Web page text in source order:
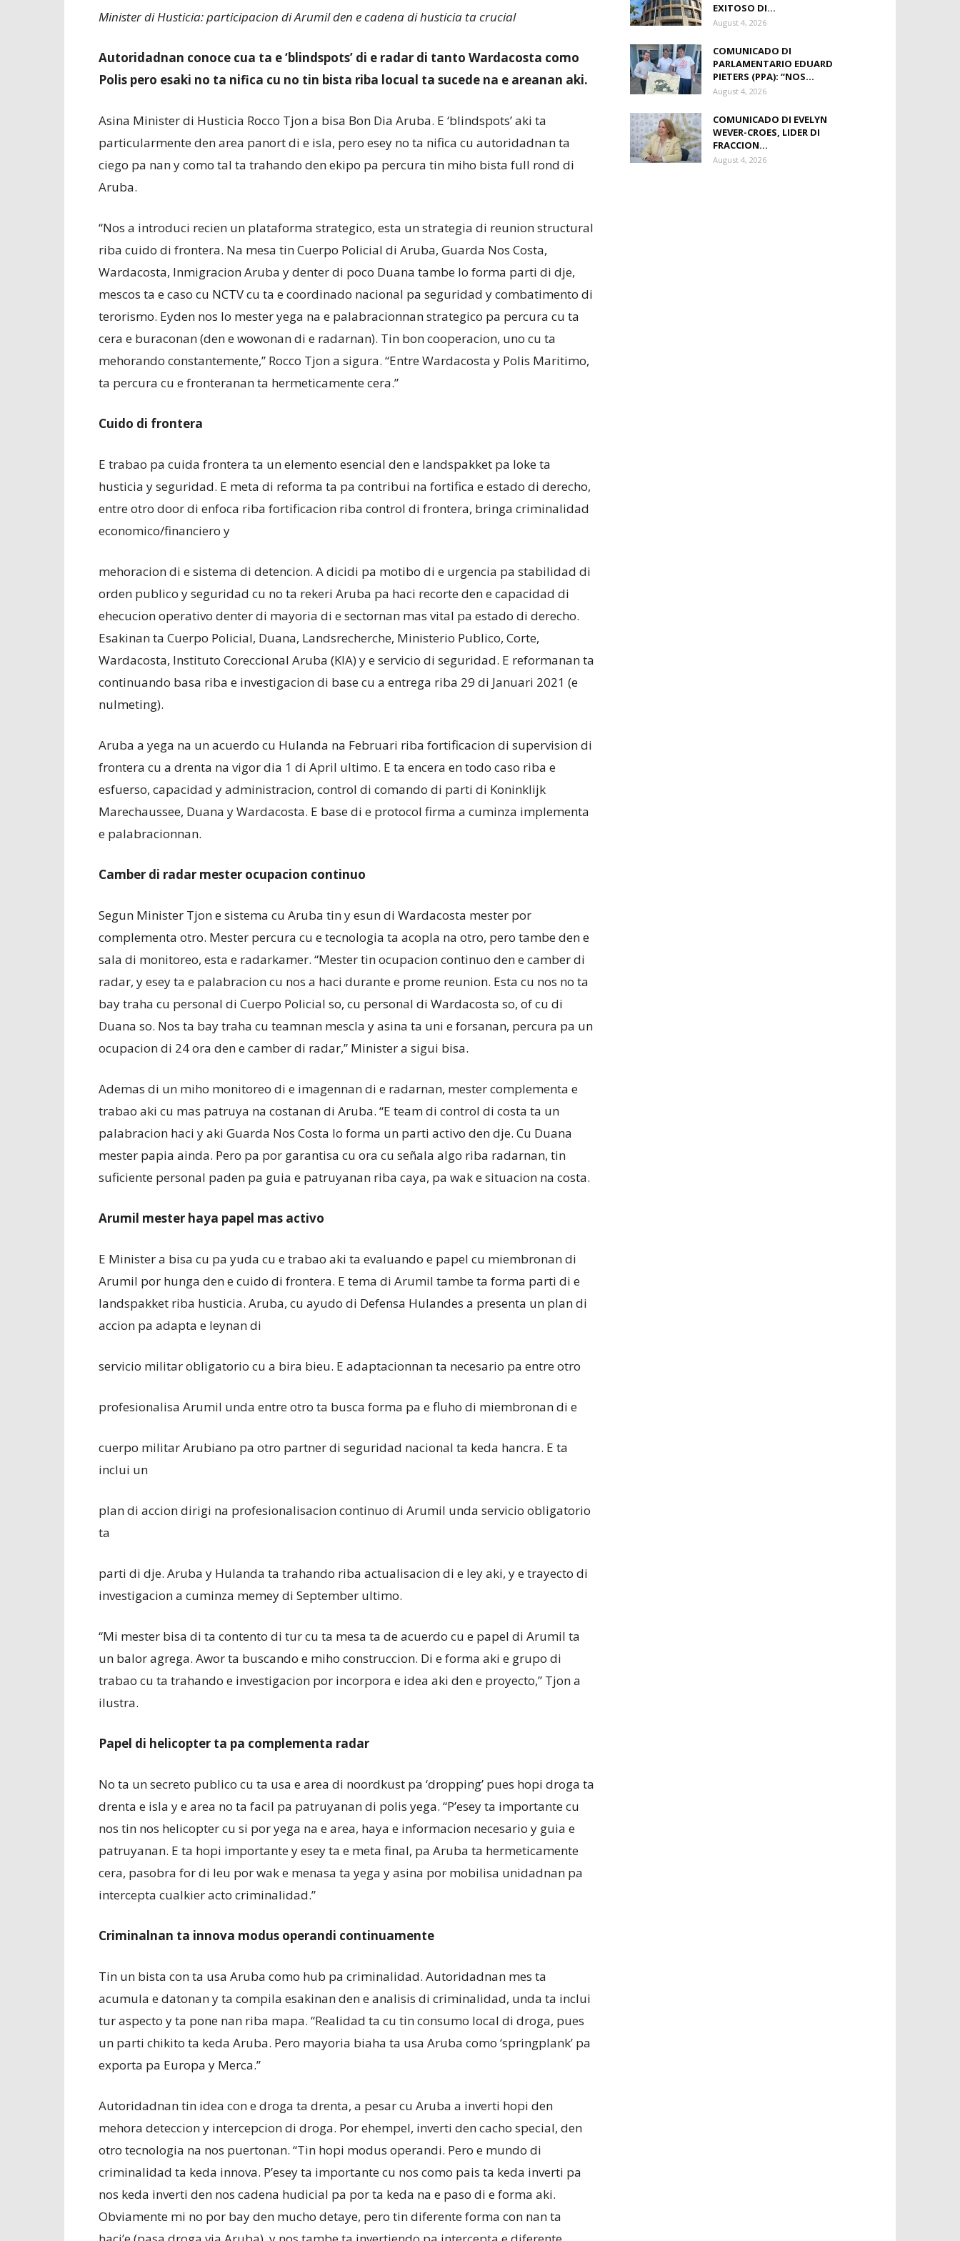
Minister di Husticia: participacion di Arumil den e cadena di husticia ta crucial
Autoridadnan conoce cua ta e ‘blindspots’ di e radar di tanto Wardacosta como
Polis pero esaki no ta nifica cu no tin bista riba locual ta sucede na e areanan aki.
Asina Minister di Husticia Rocco Tjon a bisa Bon Dia Aruba. E ‘blindspots’ aki ta
particularmente den area panort di e isla, pero esey no ta nifica cu autoridadnan ta
ciego pa nan y como tal ta trahando den ekipo pa percura tin miho bista full rond di
Aruba.
“Nos a introduci recien un plataforma strategico, esta un strategia di reunion structural
riba cuido di frontera. Na mesa tin Cuerpo Policial di Aruba, Guarda Nos Costa,
Wardacosta, Inmigracion Aruba y denter di poco Duana tambe lo forma parti di dje,
mescos ta e caso cu NCTV cu ta e coordinado nacional pa seguridad y combatimento di
terorismo. Eyden nos lo mester yega na e palabracionnan strategico pa percura cu ta
cera e buraconan (den e wowonan di e radarnan). Tin bon cooperacion, uno cu ta
mehorando constantemente,” Rocco Tjon a sigura. “Entre Wardacosta y Polis Maritimo,
ta percura cu e fronteranan ta hermeticamente cera.”
Cuido di frontera
E trabao pa cuida frontera ta un elemento esencial den e landspakket pa loke ta
husticia y seguridad. E meta di reforma ta pa contribui na fortifica e estado di derecho,
entre otro door di enfoca riba fortificacion riba control di frontera, bringa criminalidad
economico/financiero y
mehoracion di e sistema di detencion. A dicidi pa motibo di e urgencia pa stabilidad di
orden publico y seguridad cu no ta rekeri Aruba pa haci recorte den e capacidad di
ehecucion operativo denter di mayoria di e sectornan mas vital pa estado di derecho.
Esakinan ta Cuerpo Policial, Duana, Landsrecherche, Ministerio Publico, Corte,
Wardacosta, Instituto Coreccional Aruba (KIA) y e servicio di seguridad. E reformanan ta
continuando basa riba e investigacion di base cu a entrega riba 29 di Januari 2021 (e
nulmeting).
Aruba a yega na un acuerdo cu Hulanda na Februari riba fortificacion di supervision di
frontera cu a drenta na vigor dia 1 di April ultimo. E ta encera en todo caso riba e
esfuerso, capacidad y administracion, control di comando di parti di Koninklijk
Marechaussee, Duana y Wardacosta. E base di e protocol firma a cuminza implementa
e palabracionnan.
Camber di radar mester ocupacion continuo
Segun Minister Tjon e sistema cu Aruba tin y esun di Wardacosta mester por
complementa otro. Mester percura cu e tecnologia ta acopla na otro, pero tambe den e
sala di monitoreo, esta e radarkamer. “Mester tin ocupacion continuo den e camber di
radar, y esey ta e palabracion cu nos a haci durante e prome reunion. Esta cu nos no ta
bay traha cu personal di Cuerpo Policial so, cu personal di Wardacosta so, of cu di
Duana so. Nos ta bay traha cu teamnan mescla y asina ta uni e forsanan, percura pa un
ocupacion di 24 ora den e camber di radar,” Minister a sigui bisa.
Ademas di un miho monitoreo di e imagennan di e radarnan, mester complementa e
trabao aki cu mas patruya na costanan di Aruba. “E team di control di costa ta un
palabracion haci y aki Guarda Nos Costa lo forma un parti activo den dje. Cu Duana
mester papia ainda. Pero pa por garantisa cu ora cu señala algo riba radarnan, tin
suficiente personal paden pa guia e patruyanan riba caya, pa wak e situacion na costa.
Arumil mester haya papel mas activo
E Minister a bisa cu pa yuda cu e trabao aki ta evaluando e papel cu miembronan di
Arumil por hunga den e cuido di frontera. E tema di Arumil tambe ta forma parti di e
landspakket riba husticia. Aruba, cu ayudo di Defensa Hulandes a presenta un plan di
accion pa adapta e leynan di
servicio militar obligatorio cu a bira bieu. E adaptacionnan ta necesario pa entre otro
profesionalisa Arumil unda entre otro ta busca forma pa e fluho di miembronan di e
cuerpo militar Arubiano pa otro partner di seguridad nacional ta keda hancra. E ta
inclui un
plan di accion dirigi na profesionalisacion continuo di Arumil unda servicio obligatorio
ta
parti di dje. Aruba y Hulanda ta trahando riba actualisacion di e ley aki, y e trayecto di
investigacion a cuminza memey di September ultimo.
“Mi mester bisa di ta contento di tur cu ta mesa ta de acuerdo cu e papel di Arumil ta
un balor agrega. Awor ta buscando e miho construccion. Di e forma aki e grupo di
trabao cu ta trahando e investigacion por incorpora e idea aki den e proyecto,” Tjon a
ilustra.
Papel di helicopter ta pa complementa radar
No ta un secreto publico cu ta usa e area di noordkust pa ‘dropping’ pues hopi droga ta
drenta e isla y e area no ta facil pa patruyanan di polis yega. “P’esey ta importante cu
nos tin nos helicopter cu si por yega na e area, haya e informacion necesario y guia e
patruyanan. E ta hopi importante y esey ta e meta final, pa Aruba ta hermeticamente
cera, pasobra for di leu por wak e menasa ta yega y asina por mobilisa unidadnan pa
intercepta cualkier acto criminalidad.”
Criminalnan ta innova modus operandi continuamente
Tin un bista con ta usa Aruba como hub pa criminalidad. Autoridadnan mes ta
acumula e datonan y ta compila esakinan den e analisis di criminalidad, unda ta inclui
tur aspecto y ta pone nan riba mapa. “Realidad ta cu tin consumo local di droga, pues
un parti chikito ta keda Aruba. Pero mayoria biaha ta usa Aruba como ‘springplank’ pa
exporta pa Europa y Merca.”
Autoridadnan tin idea con e droga ta drenta, a pesar cu Aruba a inverti hopi den
mehora deteccion y intercepcion di droga. Por ehempel, inverti den cacho special, den
otro tecnologia na nos puertonan. “Tin hopi modus operandi. Pero e mundo di
criminalidad ta keda innova. P’esey ta importante cu nos como pais ta keda inverti pa
nos keda inverti den nos cadena hudicial pa por ta keda na e paso di e forma aki.
Obviamente mi no por bay den mucho detaye, pero tin diferente forma con nan ta
EXITOSO DI...
August 4, 2026
COMUNICADO DI
PARLAMENTARIO EDUARD
PIETERS (PPA): “NOS...
August 4, 2026
COMUNICADO DI EVELYN
WEVER-CROES, LIDER DI
FRACCION...
August 4, 2026